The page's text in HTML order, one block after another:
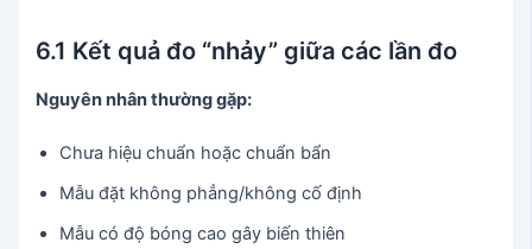
6.1 Kết quả đo “nhảy” giữa các lần đo
Nguyên nhân thường gặp:
Chưa hiệu chuẩn hoặc chuẩn bẩn
Mẫu đặt không phẳng/không cố định
Mẫu có độ bóng cao gây biến thiên